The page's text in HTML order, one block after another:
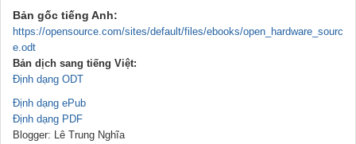
Bản gốc tiếng Anh:
https://opensource.com/sites/default/files/ebooks/open_hardware_sourc
e.odt
Bản dịch sang tiếng Việt:
Định dạng ODT
Định dạng ePub
Định dạng PDF
B logger: Lê Trung Nghĩa